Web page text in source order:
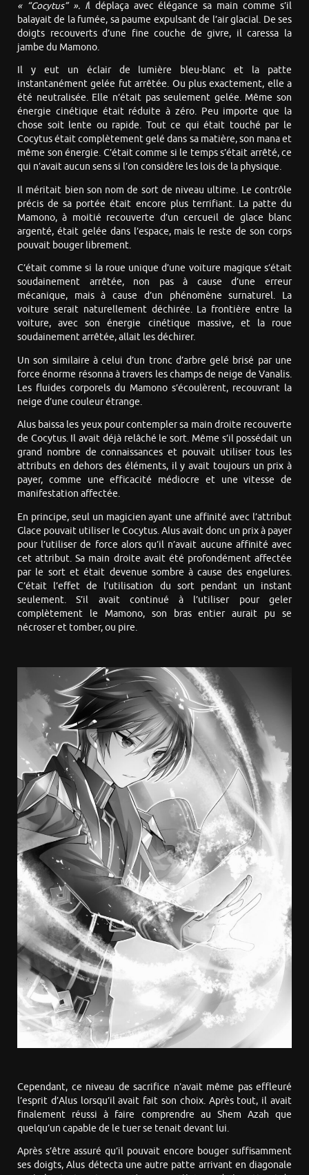
« “Cocytus” ». Il déplaça avec élégance sa main comme s’il
balayait de la fumée, sa paume expulsant de l’air glacial. De ses
doigts recouverts d’une fine couche de givre, il caressa la
jambe du Mamono.
Il y eut un éclair de lumière bleu-blanc et la patte
instantanément gelée fut arrêtée. Ou plus exactement, elle a
été neutralisée. Elle n’était pas seulement gelée. Même son
énergie cinétique était réduite à zéro. Peu importe que la
chose soit lente ou rapide. Tout ce qui était touché par le
Cocytus était complètement gelé dans sa matière, son mana et
même son énergie. C’était comme si le temps s’était arrêté, ce
qui n’avait aucun sens si l’on considère les lois de la physique.
Il méritait bien son nom de sort de niveau ultime. Le contrôle
précis de sa portée était encore plus terrifiant. La patte du
Mamono, à moitié recouverte d’un cercueil de glace blanc
argenté, était gelée dans l’espace, mais le reste de son corps
pouvait bouger librement.
C’était comme si la roue unique d’une voiture magique s’était
soudainement arrêtée, non pas à cause d’une erreur
mécanique, mais à cause d’un phénomène surnaturel. La
voiture serait naturellement déchirée. La frontière entre la
voiture, avec son énergie cinétique massive, et la roue
soudainement arrêtée, allait les déchirer.
Un son similaire à celui d’un tronc d’arbre gelé brisé par une
force énorme résonna à travers les champs de neige de Vanalis.
Les fluides corporels du Mamono s’écoulèrent, recouvrant la
neige d’une couleur étrange.
Alus baissa les yeux pour contempler sa main droite recouverte
de Cocytus. Il avait déjà relâché le sort. Même s’il possédait un
grand nombre de connaissances et pouvait utiliser tous les
attributs en dehors des éléments, il y avait toujours un prix à
payer, comme une efficacité médiocre et une vitesse de
manifestation affectée.
En principe, seul un magicien ayant une affinité avec l’attribut
Glace pouvait utiliser le Cocytus. Alus avait donc un prix à payer
pour l’utiliser de force alors qu’il n’avait aucune affinité avec
cet attribut. Sa main droite avait été profondément affectée
par le sort et était devenue sombre à cause des engelures.
C’était l’effet de l’utilisation du sort pendant un instant
seulement. S’il avait continué à l’utiliser pour geler
complètement le Mamono, son bras entier aurait pu se
nécroser et tomber, ou pire.
Cependant, ce niveau de sacrifice n’avait même pas effleuré
l’esprit d’Alus lorsqu’il avait fait son choix. Après tout, il avait
finalement réussi à faire comprendre au Shem Azah que
quelqu’un capable de le tuer se tenait devant lui.
Après s’être assuré qu’il pouvait encore bouger suffisamment
ses doigts, Alus détecta une autre patte arrivant en diagonale